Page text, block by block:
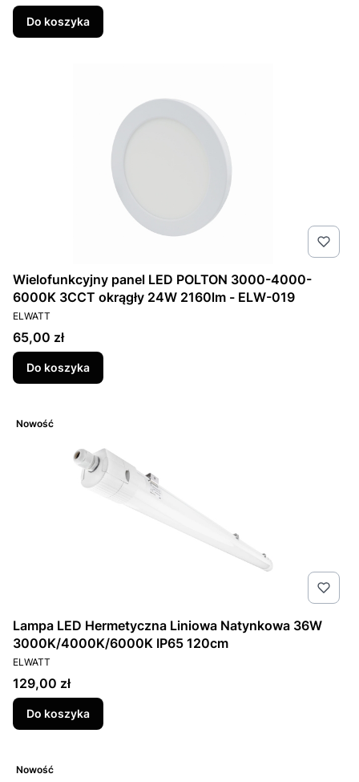
Do koszyka
Wielofunkcyjny panel LED POLTON 3000-4000-
6000K 3CCT okrągły 24W 2160lm - ELW-019
PRODUCENT
ELWATT
Cena
65,00 zł
Do koszyka
Nowość
Lampa LED Hermetyczna Liniowa Natynkowa 36W
3000K/4000K/6000K IP65 120cm
PRODUCENT
ELWATT
Cena
129,00 zł
Do koszyka
Nowość